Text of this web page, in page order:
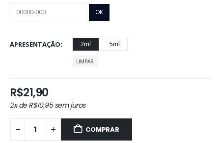
R$41,90
APRESENTAÇÃO 2ml 5ml
LIMPAR
R$21,90
2x deR$10,95sem juros
COMPRAR